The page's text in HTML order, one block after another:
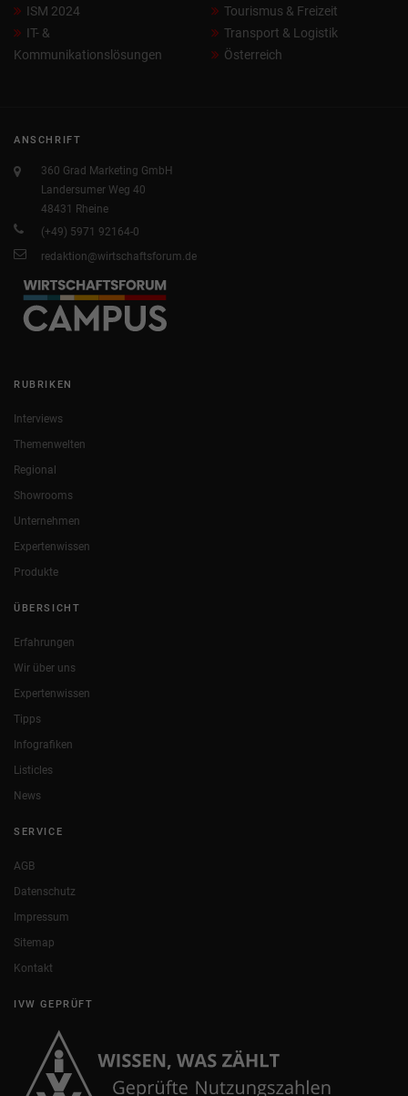
ISM 2024
IT- &
Kommunikationslösungen
Tourismus & Freizeit
Transport & Logistik
Österreich
ANSCHRIFT
360 Grad Marketing GmbH
Landersumer Weg 40
48431 Rheine
(+49) 5971 92164-0
redaktion@wirtschaftsforum.de
RUBRIKEN
Interviews
Themenwelten
Regional
Showrooms
Unternehmen
Expertenwissen
Produkte
ÜBERSICHT
Erfahrungen
Wir über uns
Expertenwissen
Tipps
Infografiken
Listicles
News
SERVICE
AGB
Datenschutz
Impressum
Sitemap
Kontakt
IVW GEPRÜFT